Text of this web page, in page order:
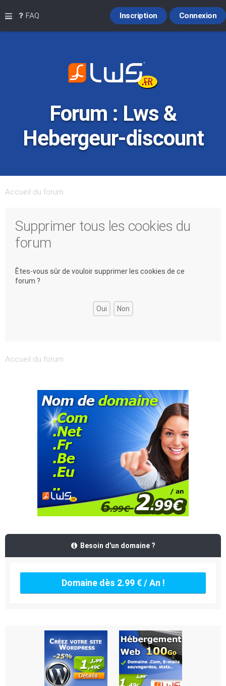
Raccourcis
FAQ Connexion
Inscription
Forum : Lws &
Hebergeur-discount
Accueil du forum
Supprimer tous les cookies du
forum
Êtes-vous sûr de vouloir supprimer les cookies de ce
forum ?
Accueil du forum
Besoin d'un domaine ?
Domaine dès 2.99 € / An !